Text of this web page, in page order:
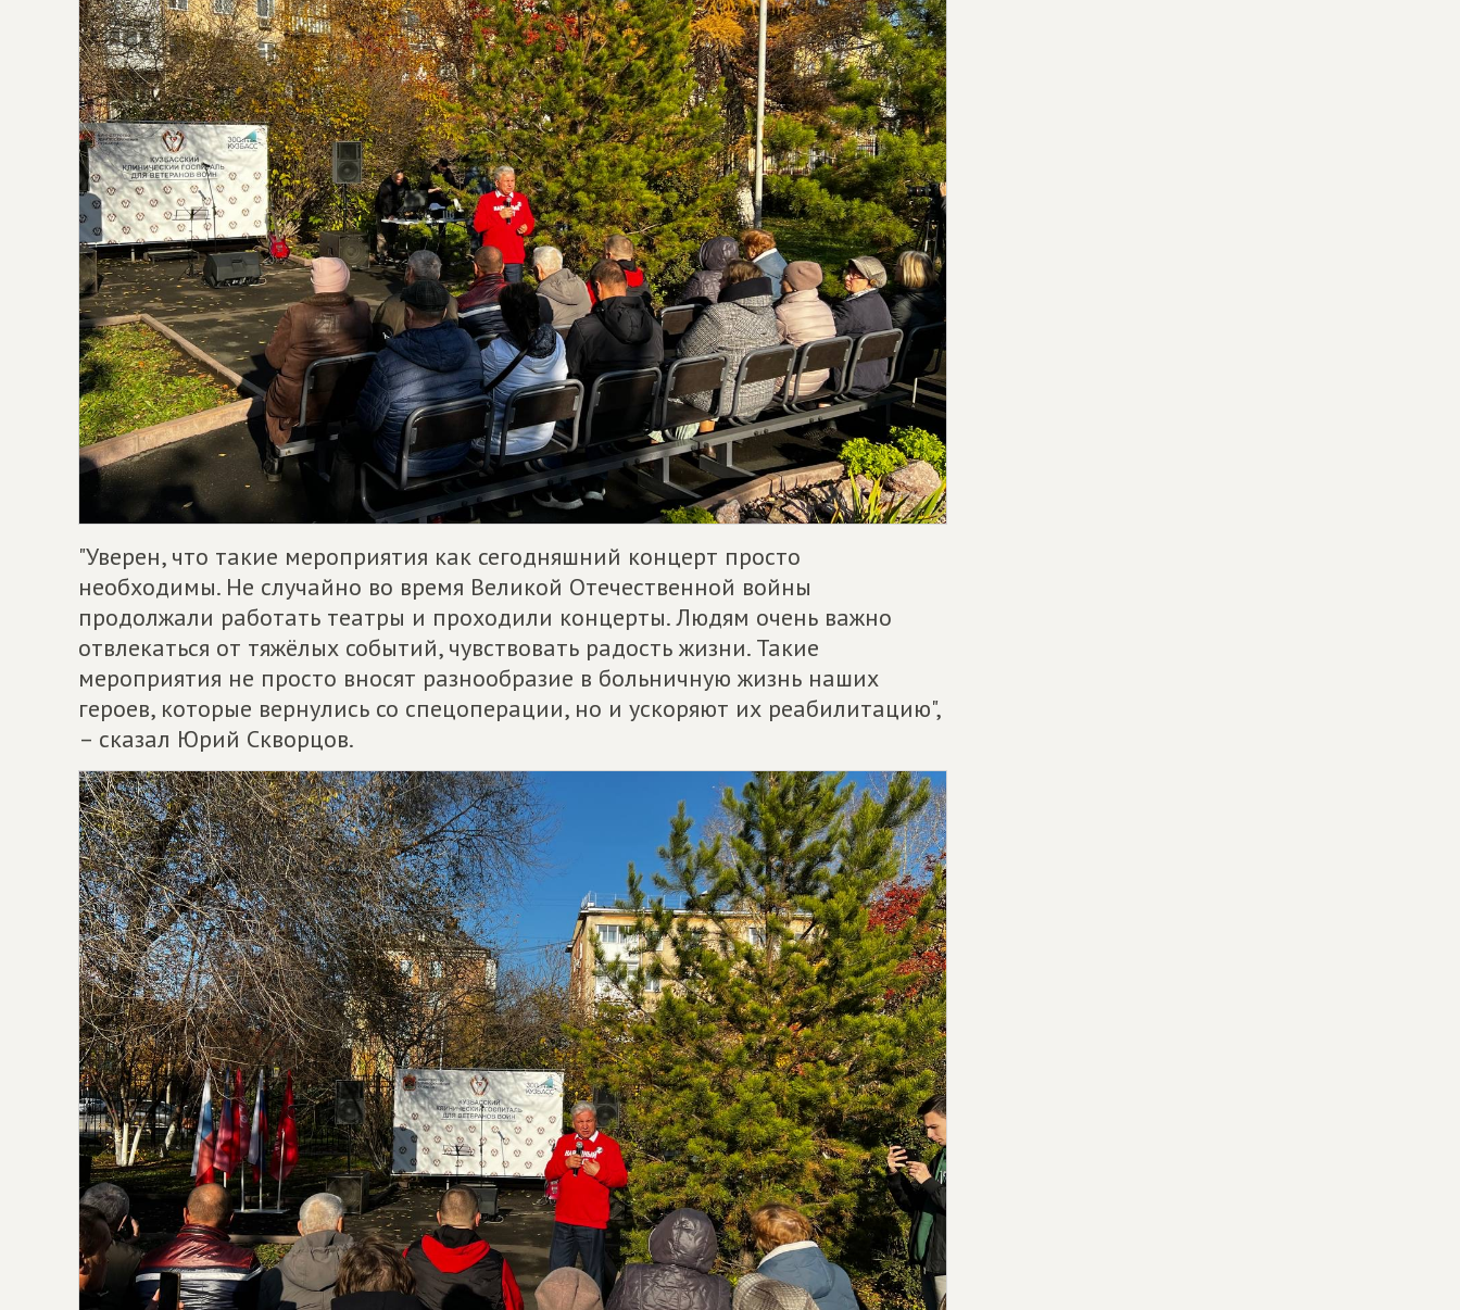
"Уверен, что такие мероприятия как сегодняшний концерт просто
необходимы. Не случайно во время Великой Отечественной войны
продолжали работать театры и проходили концерты. Людям очень важно
отвлекаться от тяжёлых событий, чувствовать радость жизни. Такие
мероприятия не просто вносят разнообразие в больничную жизнь наших
героев, которые вернулись со спецоперации, но и ускоряют их реабилитацию",
– сказал Юрий Скворцов.